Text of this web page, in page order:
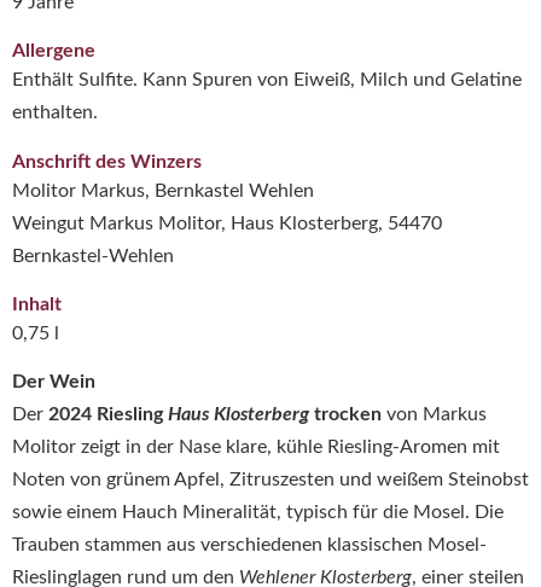
Der Wein
Der 2024 RieslingHaus Klosterbergtrocken von Markus
Molitor zeigt in der Nase klare, kühle Riesling-Aromen mit
Noten von grünem Apfel, Zitruszesten und weißem Steinobst
sowie einem Hauch Mineralität, typisch für die Mosel. Die
Trauben stammen aus verschiedenen klassischen Mosel-
Rieslinglagen rund um den Wehlener Klosterberg, einer steilen
Allergene
Enthält Sulfite. Kann Spuren von Eiweiß, Milch und Gelatine
enthalten.
Anschrift des Winzers
Molitor Markus, Bernkastel Wehlen
Weingut Markus Molitor, Haus Klosterberg, 54470
Bernkastel-Wehlen
Inhalt
0,75 l